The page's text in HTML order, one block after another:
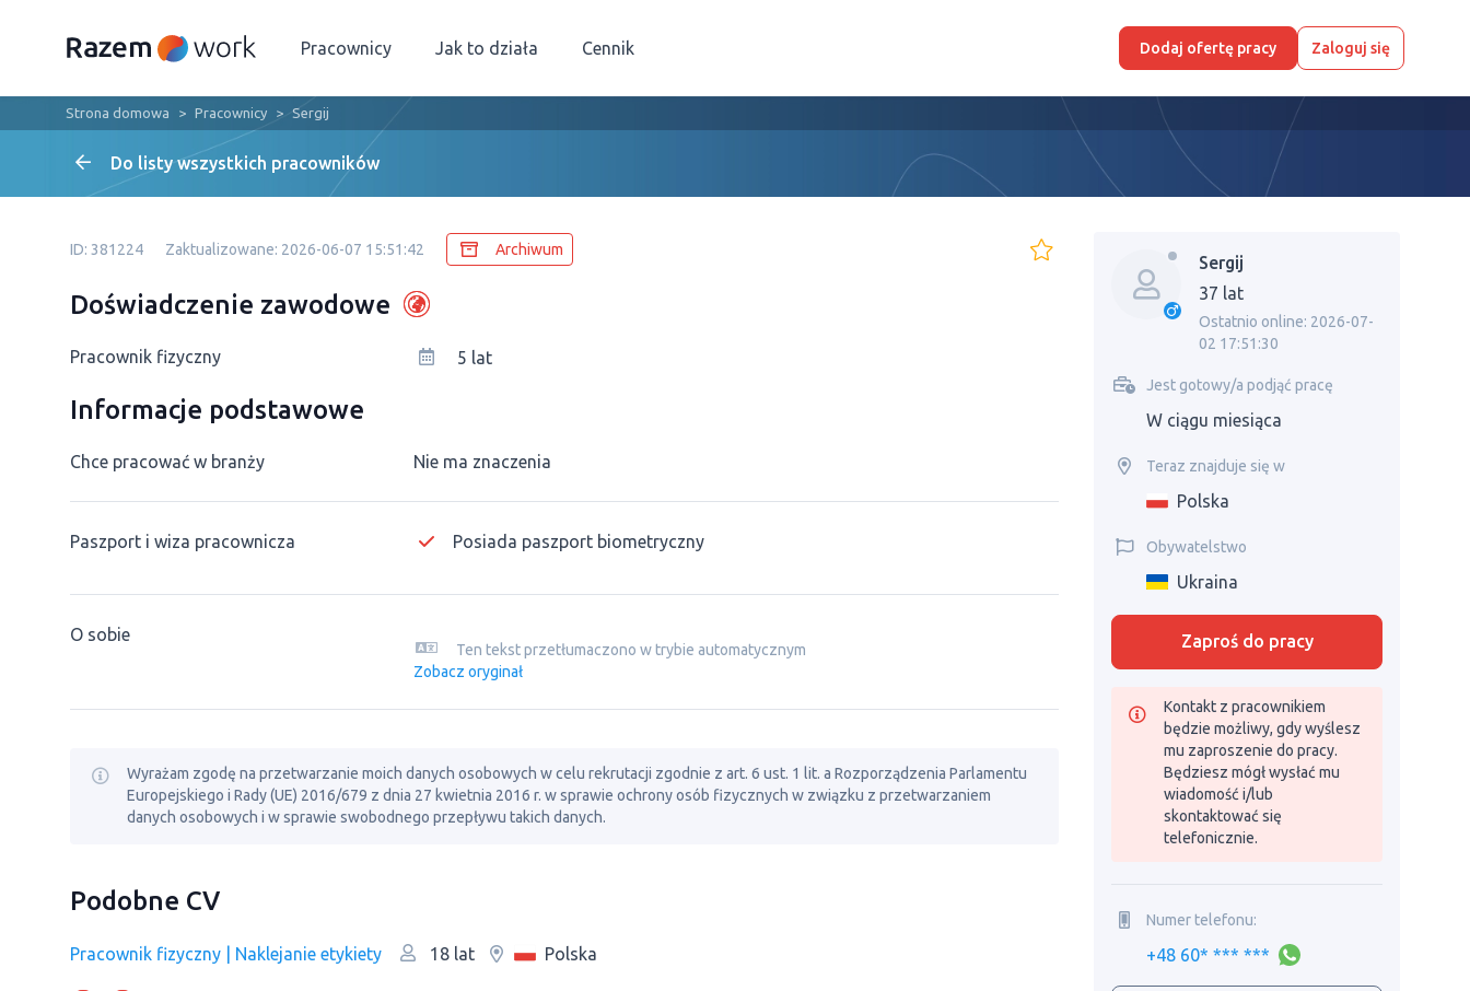
Pracownicy Jak to działa Cennik Dodaj ofertę pracy Zaloguj się
Strona domowa Pracownicy Sergij
Do listy wszystkich pracowników
ID: 381224 Zaktualizowane: 2026-06-07 15:51:42 Archiwum
Doświadczenie zawodowe
Pracownik fizyczny 5 lat
Informacje podstawowe
Chce pracować w branży Nie ma znaczenia
Paszport i wiza pracownicza Posiada paszport biometryczny
O sobie
Ten tekst przetłumaczono w trybie automatycznym
Zobacz oryginał
Wyrażam zgodę na przetwarzanie moich danych osobowych w celu rekrutacji zgodnie z art. 6 ust. 1 lit. a Rozporządzenia Parlamentu
Europejskiego i Rady (UE) 2016/679 z dnia 27 kwietnia 2016 r. w sprawie ochrony osób fizycznych w związku z przetwarzaniem
danych osobowych i w sprawie swobodnego przepływu takich danych.
Podobne CV
Pracownik fizyczny | Naklejanie etykiety 18 lat Polska
Sergij
37 lat
Ostatnio online: 2026-07-
02 17:51:30
Jest gotowy/a podjąć pracę
W ciągu miesiąca
Teraz znajduje się w
Polska
Obywatelstwo
Ukraina
Zaproś do pracy
Kontakt z pracownikiem
będzie możliwy, gdy wyślesz
mu zaproszenie do pracy.
Będziesz mógł wysłać mu
wiadomość i/lub
skontaktować się
telefonicznie.
Numer telefonu:
+48 60* *** ***